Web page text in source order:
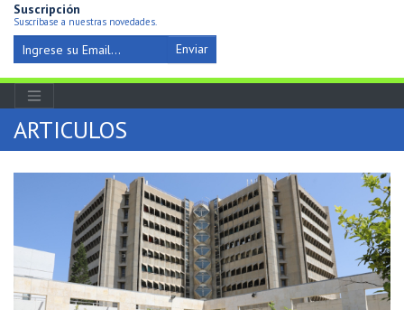
Suscripción
Suscríbase a nuestras novedades.
Enviar
ARTICULOS